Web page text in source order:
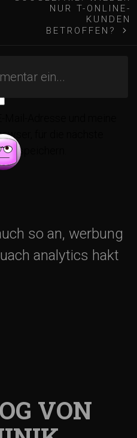
NUR T-ONLINE-
KUNDEN
BETROFFEN?
für die nächste
speichern.
so an, werbung
analytics hakt
VON